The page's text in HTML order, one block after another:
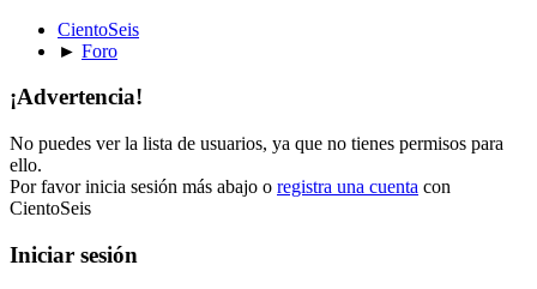
CientoSeis
► Foro
¡Advertencia!
No puedes ver la lista de usuarios, ya que no tienes permisos para
ello.
Por favor inicia sesión más abajo o registra una cuenta con
CientoSeis
Iniciar sesión